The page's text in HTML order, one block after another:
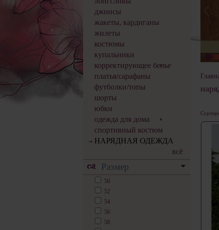
джинсы
жакеты, кардиганы
жилеты
костюмы
купальники
корректирующее белье
платья/сарафаны
футболки/топы
шорты
юбки
одежда для дома
спортивный костюм
НАРЯДНАЯ ОДЕЖДА
всё
Размер
50
52
54
56
58